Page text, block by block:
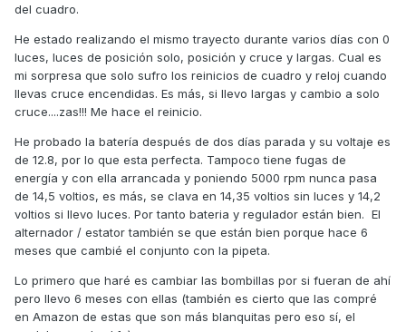
del cuadro.
He estado realizando el mismo trayecto durante varios días con 0
luces, luces de posición solo, posición y cruce y largas. Cual es
mi sorpresa que solo sufro los reinicios de cuadro y reloj cuando
llevas cruce encendidas. Es más, si llevo largas y cambio a solo
cruce....zas!!! Me hace el reinicio.
He probado la batería después de dos días parada y su voltaje es
de 12.8, por lo que esta perfecta. Tampoco tiene fugas de
energía y con ella arrancada y poniendo 5000 rpm nunca pasa
de 14,5 voltios, es más, se clava en 14,35 voltios sin luces y 14,2
voltios si llevo luces. Por tanto bateria y regulador están bien. El
alternador / estator también se que están bien porque hace 6
meses que cambié el conjunto con la pipeta.
Lo primero que haré es cambiar las bombillas por si fueran de ahí
pero llevo 6 meses con ellas (también es cierto que las compré
en Amazon de estas que son más blanquitas pero eso sí, el